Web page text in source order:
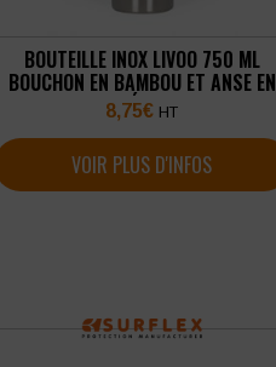
BOUTEILLE INOX LIVOO 750 ML
BOUCHON EN BAMBOU ET ANSE EN
MÉTAL
8,75€ HT
VOIR PLUS D'INFOS